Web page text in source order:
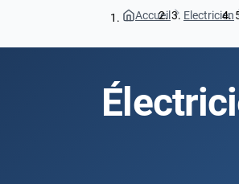
Accueil Electricien